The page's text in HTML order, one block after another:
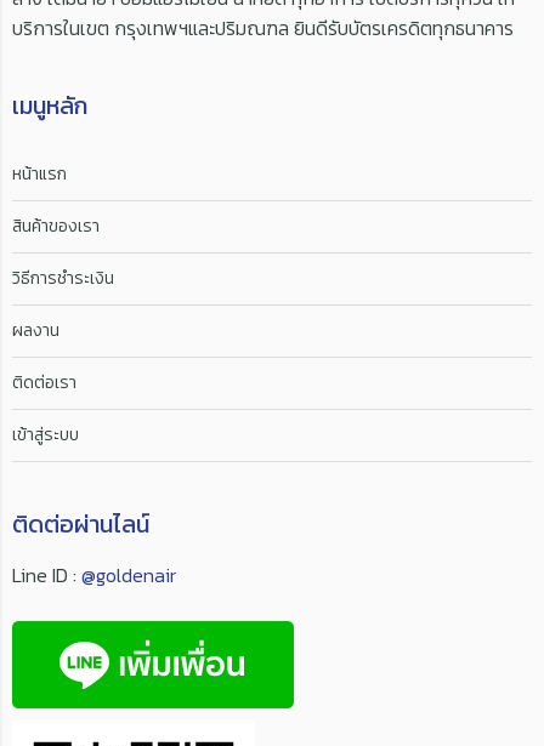
บริการในเขต กรุงเทพฯและปริมณฑล ยินดีรับบัตรเครดิตทุกธนาคาร
เมนูหลัก
หน้าแรก
สินค้าของเรา
วิธีการชำระเงิน
ผลงาน
ติดต่อเรา
เข้าสู่ระบบ
ติดต่อผ่านไลน์
Line ID : @goldenair